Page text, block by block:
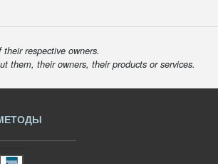
respective owners.
them, their owners, their products or services.